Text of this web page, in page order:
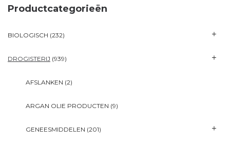
Productcategorieën
BIOLOGISCH (232)
DROGISTERIJ (939)
AFSLANKEN (2)
ARGAN OLIE PRODUCTEN (9)
GENEESMIDDELEN (201)